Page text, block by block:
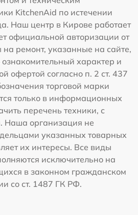
KitchenAid по истечении
Наш центр в Кирове работает
официальной авторизации от
ремонт, указанные на сайте,
ознакомительный характер и
офертой согласно п. 2 ст. 437
торговой марки
только в информационных
перечень техники, с
Наша организация не
указанных товарных
их интересы. Все виды
исключительно на
в законном гражданском
со ст. 1487 ГК РФ.